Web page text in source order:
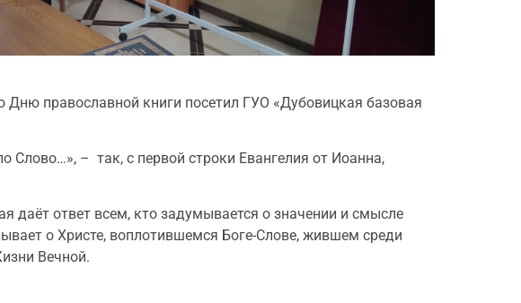
Дню православной книги посетил ГУО «Дубовицкая базовая
Слово…», – так, с первой строки Евангелия от Иоанна,
даёт ответ всем, кто задумывается о значении и смысле
о Христе, воплотившемся Боге-Слове, жившем среди
Вечной.